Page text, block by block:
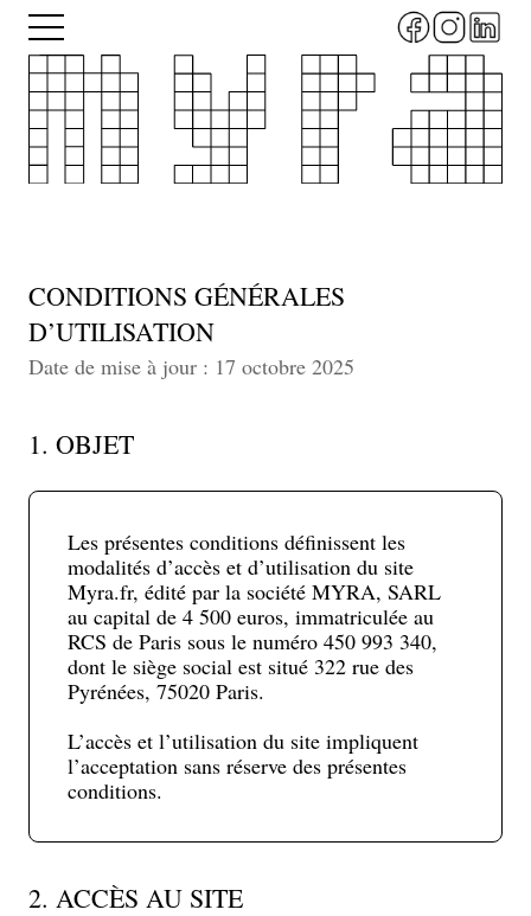
Aller
contenu
principal
Menu
CONDITIONS GÉNÉRALES
D’UTILISATION
Date de mise à jour : 17 octobre 2025
1. OBJET
Les présentes conditions définissent les
modalités d’accès et d’utilisation du site
Myra.fr, édité par la société MYRA, SARL
au capital de 4 500 euros, immatriculée au
RCS de Paris sous le numéro 450 993 340,
dont le siège social est situé 322 rue des
Pyrénées, 75020 Paris.
L’accès et l’utilisation du site impliquent
l’acceptation sans réserve des présentes
conditions.
2. ACCÈS AU SITE